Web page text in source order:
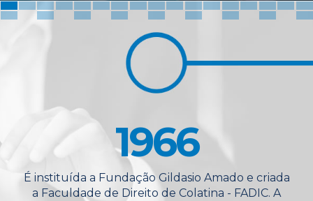
1966
É instituída a Fundação Gildasio Amado e criada
a Faculdade de Direito de Colatina - FADIC. A